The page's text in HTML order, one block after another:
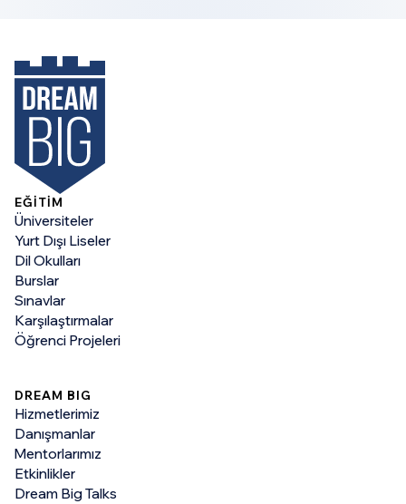
EĞİTİM
Üniversiteler
Yurt Dışı Liseler
Dil Okulları
Burslar
Sınavlar
Karşılaştırmalar
Öğrenci Projeleri
DREAM BIG
Hizmetlerimiz
Danışmanlar
Mentorlarımız
Etkinlikler
Dream Big Talks